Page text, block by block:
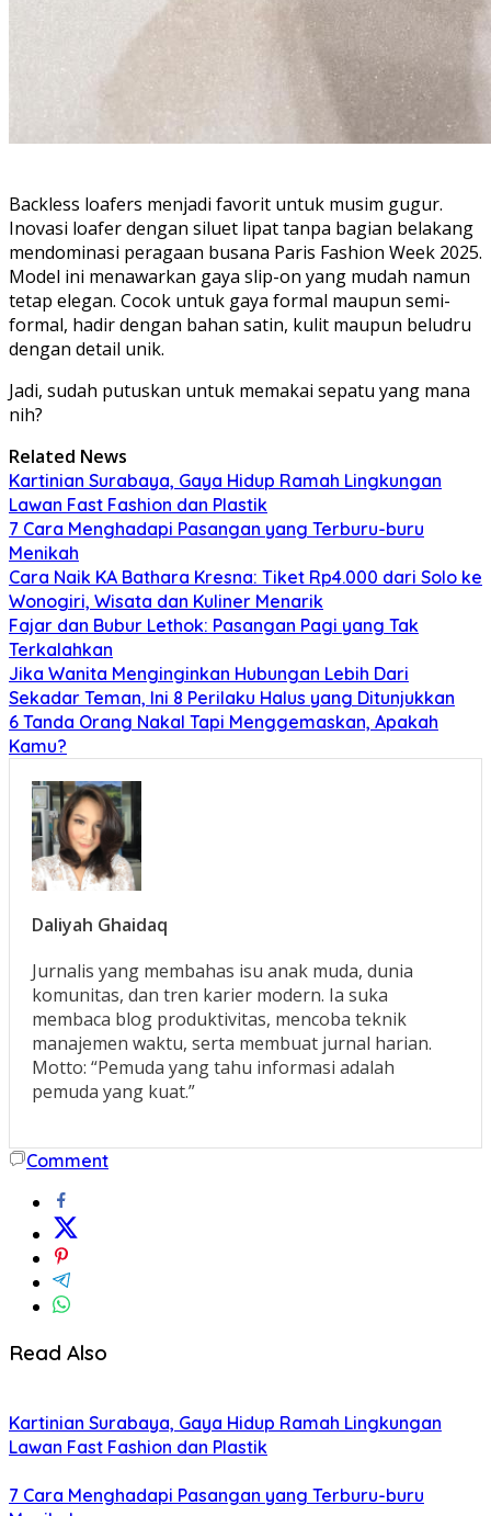
Backless loafers menjadi favorit untuk musim gugur.
Inovasi loafer dengan siluet lipat tanpa bagian belakang
mendominasi peragaan busana Paris Fashion Week 2025.
Model ini menawarkan gaya slip-on yang mudah namun
tetap elegan. Cocok untuk gaya formal maupun semi-
formal, hadir dengan bahan satin, kulit maupun beludru
dengan detail unik.
Jadi, sudah putuskan untuk memakai sepatu yang mana
nih?
Related News
Kartinian Surabaya, Gaya Hidup Ramah Lingkungan
Lawan Fast Fashion dan Plastik
7 Cara Menghadapi Pasangan yang Terburu-buru
Menikah
Cara Naik KA Bathara Kresna: Tiket Rp4.000 dari Solo ke
Wonogiri, Wisata dan Kuliner Menarik
Fajar dan Bubur Lethok: Pasangan Pagi yang Tak
Terkalahkan
Jika Wanita Menginginkan Hubungan Lebih Dari
Sekadar Teman, Ini 8 Perilaku Halus yang Ditunjukkan
6 Tanda Orang Nakal Tapi Menggemaskan, Apakah
Kamu?
Daliyah Ghaidaq
Jurnalis yang membahas isu anak muda, dunia
komunitas, dan tren karier modern. Ia suka
membaca blog produktivitas, mencoba teknik
manajemen waktu, serta membuat jurnal harian.
Motto: “Pemuda yang tahu informasi adalah
pemuda yang kuat.”
Comment
Read Also
Kartinian Surabaya, Gaya Hidup Ramah Lingkungan
Lawan Fast Fashion dan Plastik
7 Cara Menghadapi Pasangan yang Terburu-buru